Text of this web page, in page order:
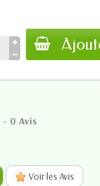
- 0 Avis
Voir les Avis